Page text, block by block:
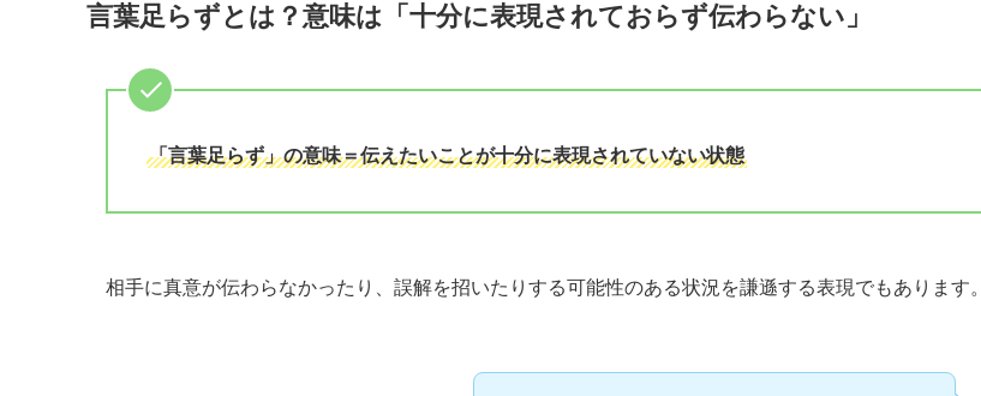
言葉足らずとは？意味は「十分に表現されておらず伝わらない」
「言葉足らず」の意味＝伝えたいことが十分に表現されていない状態
相手に真意が伝わらなかったり、誤解を招いたりする可能性のある状況を謙遜する表現でもあります。